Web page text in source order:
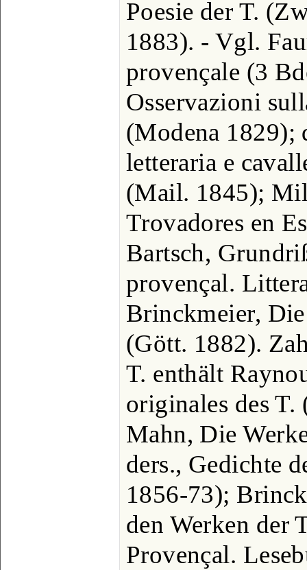
Poesie der T.
1883). - Vgl.
provençale (3
Osservazioni
(Modena 1829);
letteraria e
(Mail. 1845);
Trovadores en
Bartsch,
provençal.
Brinckmeier,
(Gött. 1882).
T. enthält
originales des
Mahn, Die
ders., Gedichte
1856-73);
den Werken der
Provençal.